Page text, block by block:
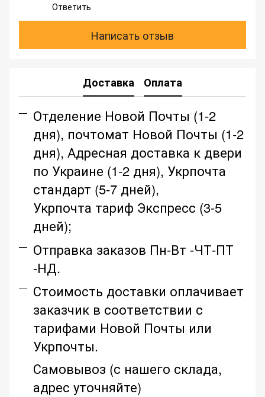
Ответить
Написать отзыв
Доставка Оплата
Отделение Новой Почты (1-2
дня), почтомат Новой Почты (1-2
дня), Адресная доставка к двери
по Украине (1-2 дня), Укрпочта
стандарт (5-7 дней),
Укрпочта тариф Экспресс (3-5
дней);
Отправка заказов Пн-Вт -ЧТ-ПТ
-НД.
Стоимость доставки оплачивает
заказчик в соответствии с
тарифами Новой Почты или
Укрпочты.
Самовывоз (с нашего склада,
адрес уточняйте)